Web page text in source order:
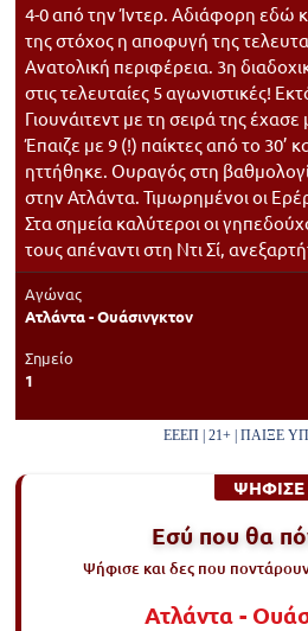
4-0 από την Ίντερ. Αδιάφορη εδώ
της στόχος η αποφυγή της
Ανατολική περιφέρεια. 3η
στις τελευταίες 5 αγωνιστικές!
Γιουνάιτεντ με τη σειρά της
Έπαιζε με 9 (!) παίκτες από το 30’
ηττήθηκε. Ουραγός στη
στην Ατλάντα. Τιμωρημένοι οι
Στα σημεία καλύτεροι οι
τους απέναντι στη Ντι Σί,
Αγώνας
Ατλάντα - Ουάσινγκτον
Σημείο
1
ΕΕΕΠ | 21+ | ΠΑΙΞΕ
ΨΗΦΙΣΕ
Εσύ που θα
Ψήφισε και δες που
Ατλάντα -